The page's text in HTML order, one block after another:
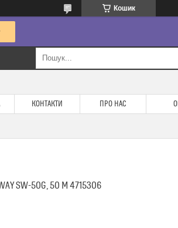
Кошик
КОНТАКТИ ПРО НАС
SW-50G, 50 М 4715306